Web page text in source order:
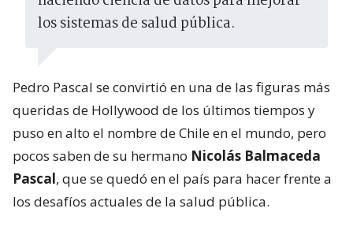
los sistemas de salud pública.
Pedro Pascal se convirtió en una de las figuras más
queridas de Hollywood de los últimos tiempos y
puso en alto el nombre de Chile en el mundo, pero
pocos saben de su hermano Nicolás Balmaceda
Pascal, que se quedó en el país para hacer frente a
los desafíos actuales de la salud pública.